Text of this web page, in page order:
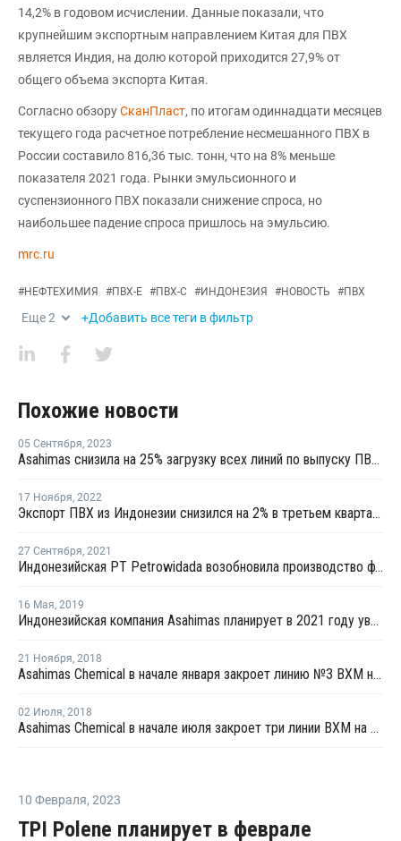
14,2% в годовом исчислении. Данные показали, что
крупнейшим экспортным направлением Китая для ПВХ
является Индия, на долю которой приходится 27,9% от
общего объема экспорта Китая.
Согласно обзоруСканПласт, по итогам одиннадцати месяцев
текущего года расчетное потребление несмешанного ПВХ в
России составило 816,36 тыс. тонн, что на 8% меньше
показателя 2021 года. Рынки эмульсионного и
суспензионного ПВХ показали снижение спроса, но
наибольшее падение спроса пришлось на эмульсию.
mrc.ru
#НЕФТЕХИМИЯ #ПВХ-Е #ПВХ-С #ИНДОНЕЗИЯ #НОВОСТЬ #ПВХ
Еще2 +Добавить все теги в фильтр
Похожие новости
05 Сентября, 2023
Asahimas снизила на 25% загрузку всех линий по выпуску ПВХ в Индонезии
17 Ноября, 2022
Экспорт ПВХ из Индонезии снизился на 2% в третьем квартале
27 Сентября, 2021
Индонезийская PT Petrowidada возобновила производство фталевого ангидрида на линии №3 в городе Грезик
16 Мая, 2019
Индонезийская компания Asahimas планирует в 2021 году увеличить мощности ПВХ на 35%
21 Ноября, 2018
Asahimas Chemical в начале января закроет линию №3 ВХМ на профилактику
02 Июля, 2018
Asahimas Chemical в начале июля закроет три линии ВХМ на профилактику
10 Февраля, 2023
TPI Polene планирует в феврале